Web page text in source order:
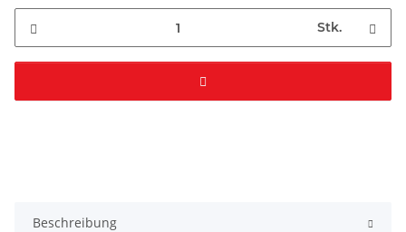
Stk.
Beschreibung